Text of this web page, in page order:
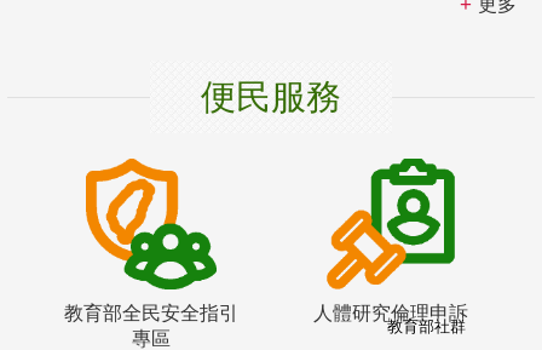
更多
便民服務
教育部全民安全指引
專區
人體研究倫理申訴
教育部社群